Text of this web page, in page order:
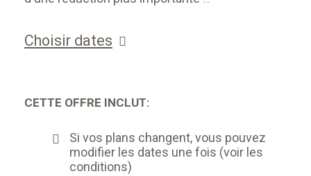
Choisir dates
CETTE OFFRE INCLUT:
Si vos plans changent, vous pouvez
modifier les dates une fois (voir les
conditions)